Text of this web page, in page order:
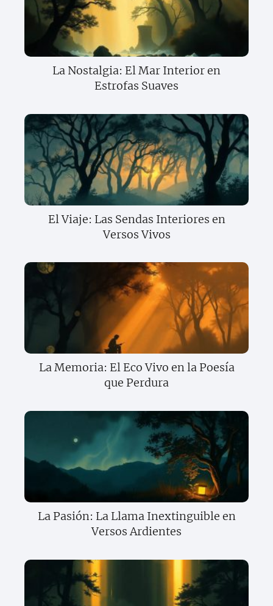
La Nostalgia: El Mar Interior en
Estrofas Suaves
El Viaje: Las Sendas Interiores en
Versos Vivos
La Memoria: El Eco Vivo en la Poesía
que Perdura
La Pasión: La Llama Inextinguible en
Versos Ardientes